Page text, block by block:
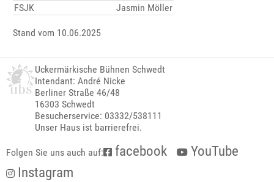
FSJK
Jasmin Möller
Stand vom 10.06.2025
Uckermärkische Bühnen Schwedt
Intendant: André Nicke
Berliner Straße 46/48
16303 Schwedt
Besucherservice: 03332/538111
Unser Haus ist barrierefrei.
Folgen Sie uns auch auf: facebook
YouTube
Instagram